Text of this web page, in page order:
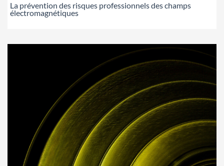
La prévention des risques professionnels des champs
électromagnétiques